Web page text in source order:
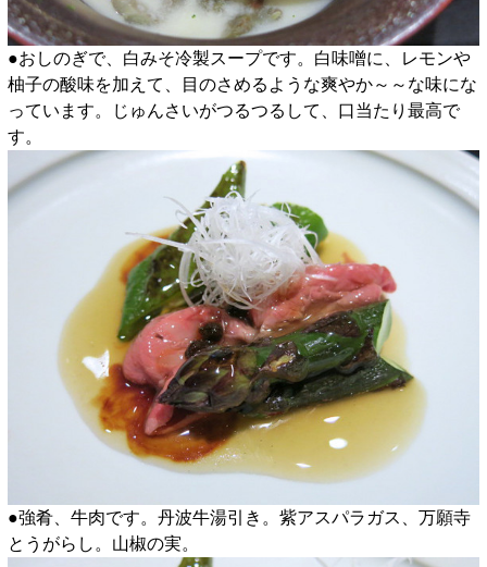
●おしのぎで、白みそ冷製スープです。白味噌に、レモンや
柚子の酸味を加えて、目のさめるような爽やか～～な味にな
っています。じゅんさいがつるつるして、口当たり最高で
す。
●強肴、牛肉です。丹波牛湯引き。紫アスパラガス、万願寺
とうがらし。山椒の実。